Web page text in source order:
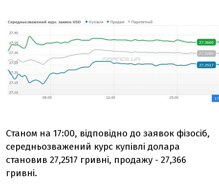
Станом на 17:00, відповідно до заявок фізосіб,
середньозважений курс купівлі долара
становив 27,2517 гривні, продажу - 27,366
гривні.